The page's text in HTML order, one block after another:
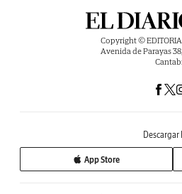
Copyright ©
Avenida de Parayas
Descargar
App Store